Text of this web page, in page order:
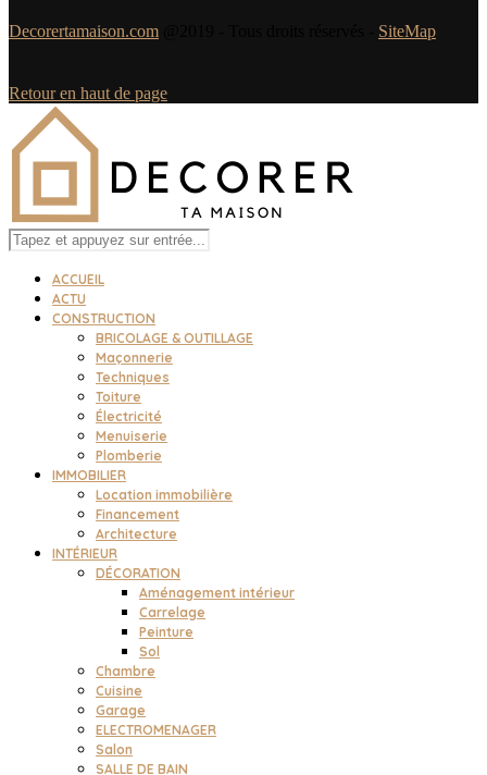
Decorertamaison.com SiteMap
Retour en haut de page
ACCUEIL
ACTU
CONSTRUCTION
BRICOLAGE & OUTILLAGE
Maçonnerie
Techniques
Toiture
Électricité
Menuiserie
Plomberie
IMMOBILIER
Location immobilière
Financement
Architecture
INTÉRIEUR
DÉCORATION
Aménagement intérieur
Carrelage
Peinture
Sol
Chambre
Cuisine
Garage
ELECTROMENAGER
Salon
SALLE DE BAIN